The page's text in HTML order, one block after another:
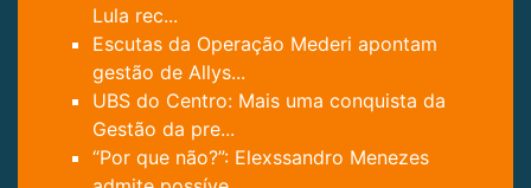
Lula rec...
Escutas da Operação Mederi apontam
gestão de Allys...
UBS do Centro: Mais uma conquista da
Gestão da pre...
“Por que não?”: Elexssandro Menezes